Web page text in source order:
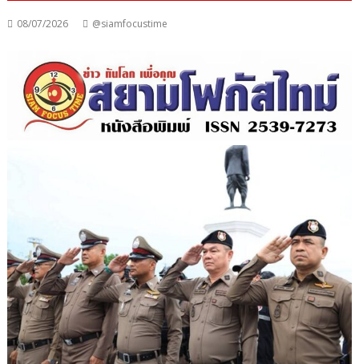
08/07/2026 @siamfocustime